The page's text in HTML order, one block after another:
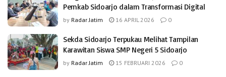
Pemkab Sidoarjo dalam Transformasi Digital
by Radar Jatim 16 APRIL 2026 0
Sekda Sidoarjo Terpukau Melihat Tampilan
Karawitan Siswa SMP Negeri 5 Sidoarjo
by Radar Jatim 15 FEBRUARI 2026 0